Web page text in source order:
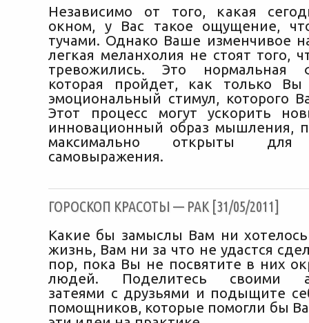
Независимо от того, какая
окном, у Вас такое ощущение,
тучами. Однако Ваше изменчивое
легкая меланхолия не стоят того,
тревожились. Это нормальная
которая пройдет, как только
эмоциональный стимул, которого
Этот процесс могут ускорить
инновационный образ мышления,
максимально открыты для
самовыражения.
ГОРОСКОП КРАСОТЫ — РАК [31/05/2011]
Какие бы замыслы Вам ни
жизнь, Вам ни за что не удастся
пор, пока Вы не посвятите в них
людей. Поделитесь своими
затеями с друзьями и подыщите
помощников, которые помогли бы